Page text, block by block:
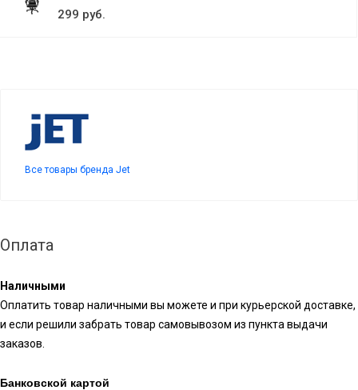
299 руб.
Все товары бренда Jet
Оплата
Наличными
Оплатить товар наличными вы можете и при курьерской доставке,
и если решили забрать товар самовывозом из пункта выдачи
заказов.
Банковской картой